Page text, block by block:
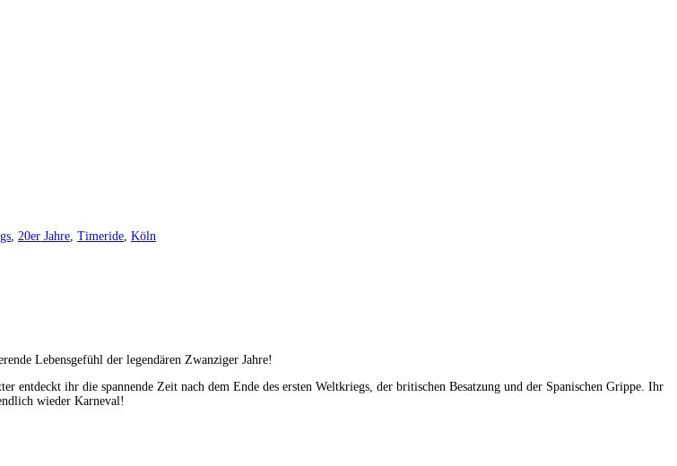
, 20er Jahre, Timeride, Köln
Lebensgefühl der legendären Zwanziger Jahre!
entdeckt ihr die spannende Zeit nach dem Ende des ersten Weltkriegs, der britischen Besatzung und der Spanischen Grippe. Ihr
wieder Karneval!